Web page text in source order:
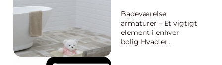
lige fra deres
anvendelse til deres
historie ...
drivkraft
Badeværelse
armaturer – Et vigtigt
element i enhver
bolig Hvad er